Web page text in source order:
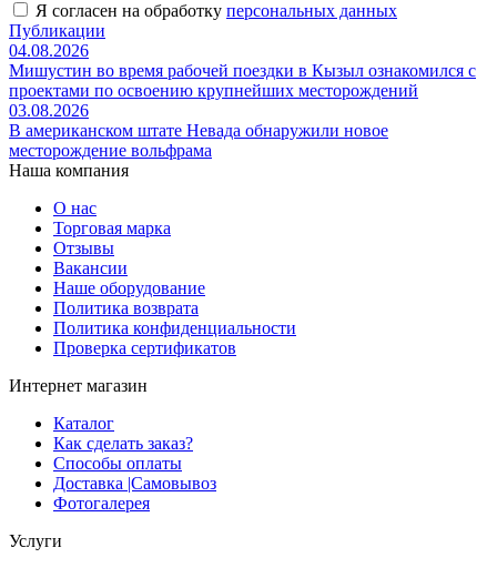
Я согласен на обработку персональных данных
Публикации
04.08.2026
Мишустин во время рабочей поездки в Кызыл ознакомился с
проектами по освоению крупнейших месторождений
03.08.2026
В американском штате Невада обнаружили новое
месторождение вольфрама
Наша компания
О нас
Торговая марка
Отзывы
Вакансии
Наше оборудование
Политика возврата
Политика конфиденциальности
Проверка сертификатов
Интернет магазин
Каталог
Как сделать заказ?
Способы оплаты
Доставка |Cамовывоз
Фотогалерея
Услуги